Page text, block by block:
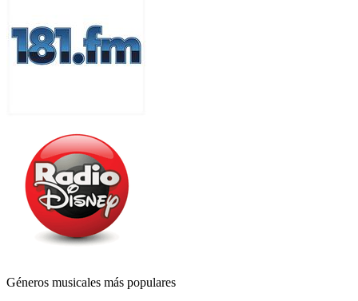
Géneros musicales más populares